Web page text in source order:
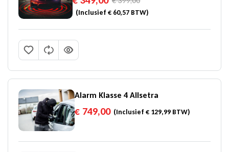
(Inclusief €60,57BTW)
Alarm Klasse 4 Allsetra
€ 749,00(Inclusief € 129,99 BTW)